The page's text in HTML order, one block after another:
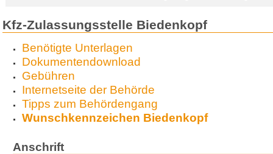
Kfz-Zulassungsstelle Biedenkopf
Benötigte Unterlagen
Dokumentendownload
Gebühren
Internetseite der Behörde
Tipps zum Behördengang
Wunschkennzeichen Biedenkopf
Anschrift